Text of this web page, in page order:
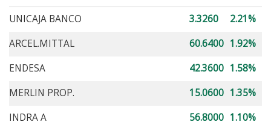
UNICAJA BANCO 3.3260
2.21%
ARCEL.MITTAL
60.6400 1.92%
ENDESA
42.3600 1.58%
MERLIN PROP.
15.0600 1.35%
INDRA A
56.8000 1.10%